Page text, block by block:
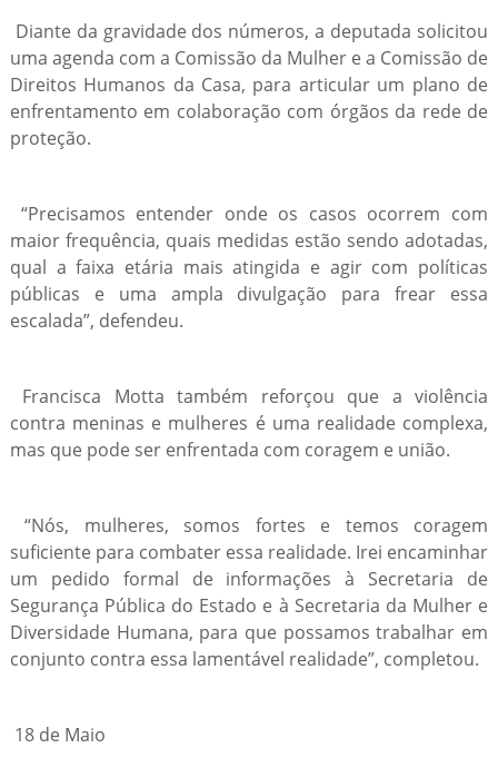
Diante da gravidade dos números, a deputada solicitou
uma agenda com a Comissão da Mulher e a Comissão de
Direitos Humanos da Casa, para articular um plano de
enfrentamento em colaboração com órgãos da rede de
proteção.
“Precisamos entender onde os casos ocorrem com
maior frequência, quais medidas estão sendo adotadas,
qual a faixa etária mais atingida e agir com políticas
públicas e uma ampla divulgação para frear essa
escalada”, defendeu.
Francisca Motta também reforçou que a violência
contra meninas e mulheres é uma realidade complexa,
mas que pode ser enfrentada com coragem e união.
“Nós, mulheres, somos fortes e temos coragem
suficiente para combater essa realidade. Irei encaminhar
um pedido formal de informações à Secretaria de
Segurança Pública do Estado e à Secretaria da Mulher e
Diversidade Humana, para que possamos trabalhar em
conjunto contra essa lamentável realidade”, completou.
18 de Maio